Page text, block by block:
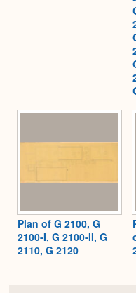
Plan of G 2100, G
2100-I, G 2100-II, G
2110, G 2120